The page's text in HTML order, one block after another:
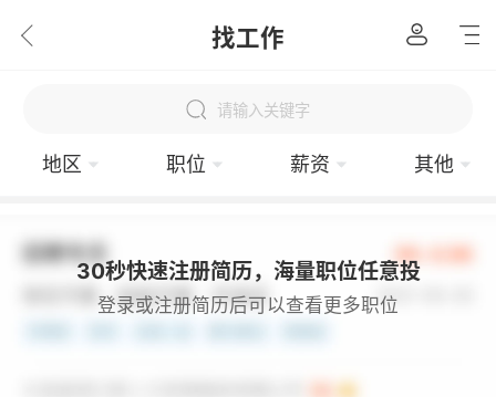
找工作
请输入关键字
地区 职位 薪资 其他
30秒快速注册简历，海量职位任意投
登录或注册简历后可以查看更多职位